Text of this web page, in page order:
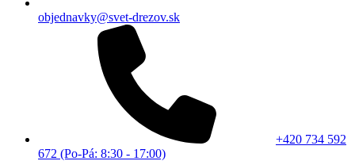
objednavky@svet-drezov.sk
+420 734 592
672 (Po-Pá: 8:30 - 17:00)